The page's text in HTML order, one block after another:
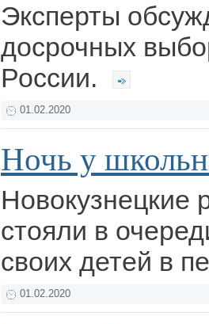
Эксперты
досрочных
России.
01.02.2020
Ночь у
Новокузнецкие
стояли в
своих детей в
01.02.2020